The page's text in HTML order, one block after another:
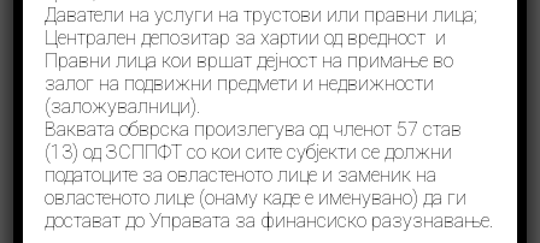
Поврзување со УФР
Нема настан
Даватели на услуги на трустови или правни лица;
Централен депозитар за хартии од вредност и
Правни лица кои вршат дејност на примање во
залог на подвижни предмети и недвижности
(заложувалници).
Ваквата обврска произлегува од членот 57 став
(13) од ЗСППФТ со кои сите субјекти се должни
податоците за овластеното лице и заменик на
овластеното лице (онаму каде е именуванo) да ги
достават до Управата за финансиско разузнавање.